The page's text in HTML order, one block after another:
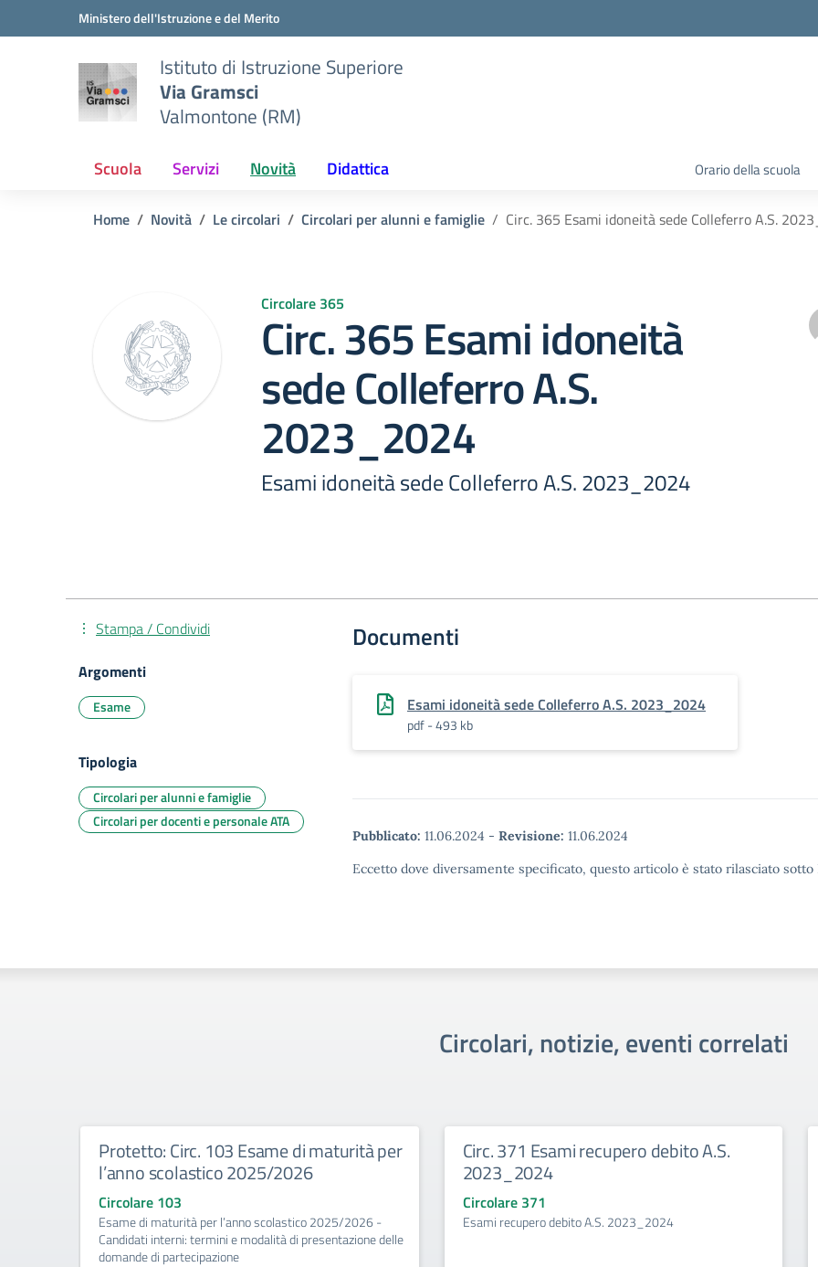
Vai ai contenuti
Vai al menu di navigazioneMinistero dell'Istruzione e del Merito
Istituto di Istruzione Superiore
Via Gramsci
Valmontone (RM)
Scuola Servizi Novità Didattica Orario della scuola
Home Novità Le circolari Circolari per alunni e famiglie Circ. 365 Esami idoneità sede Colleferro A.S.
Circolare 365
Circ. 365 Esami idoneità
sede Colleferro A.S.
2023_2024
Esami idoneità sede Colleferro A.S. 2023_2024
Documenti
Esami idoneità sede Colleferro A.S. 2023_2024
pdf - 493 kb
Pubblicato: 11.06.2024 - Revisione: 11.06.2024
Eccetto dove diversamente specificato, questo articolo è stato rilasciato
Stampa / Condividi
Argomenti
Esame
Tipologia
Circolari per alunni e famiglie
Circolari per docenti e personale ATA
Circolari, notizie, eventi correlati
Protetto: Circ. 103 Esame di maturità per
l’anno scolastico 2025/2026
Circolare 103
Esame di maturità per l’anno scolastico 2025/2026 -
Candidati interni: termini e modalità di presentazione delle
domande di partecipazione
Circ. 371 Esami recupero debito A.S.
2023_2024
Circolare 371
Esami recupero debito A.S. 2023_2024